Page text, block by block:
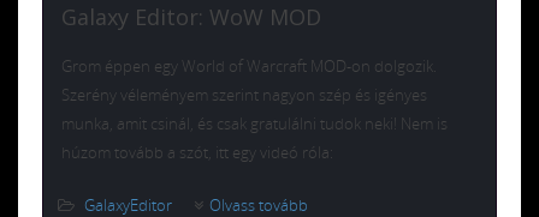
Galaxy Editor: WoW MOD
Grom éppen egy World of Warcraft MOD-on dolgozik.
Szerény véleményem szerint nagyon szép és igényes
munka, amit csinál, és csak gratulálni tudok neki! Nem is
húzom tovább a szót, itt egy videó róla:
GalaxyEditor Olvass tovább